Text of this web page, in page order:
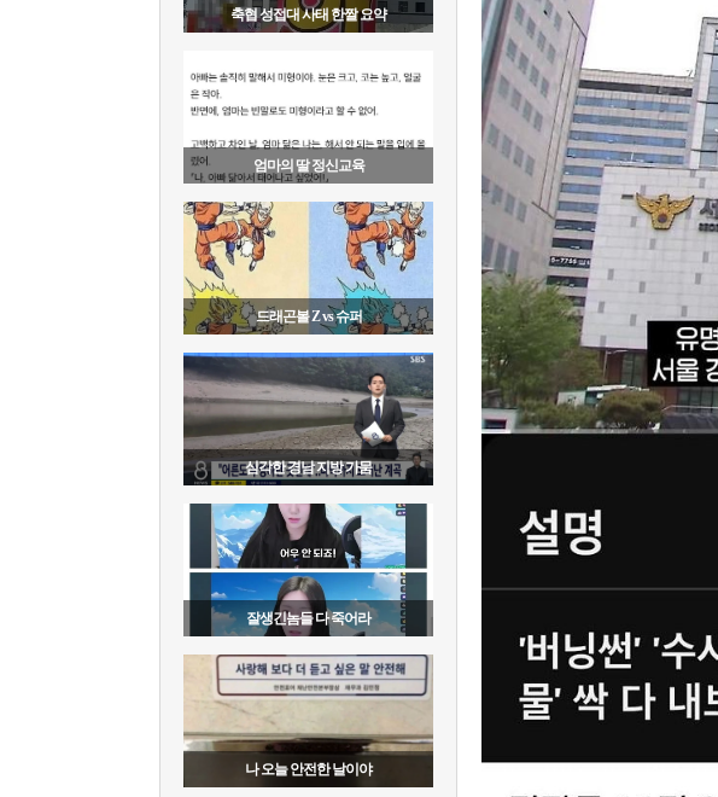
축협 성접대 사태 한짤 요약
엄마의 딸 정신교육
드래곤볼 Z vs 슈퍼
심각한 경남 지방 가뭄
잘생긴놈들 다 죽어라
나 오늘 안전한 날이야